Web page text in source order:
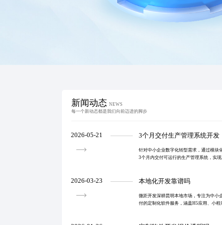
新闻动态 NEWS
每一个新动态都是我们向前迈进的脚步
2026-05-21 3个月交付生产管理系统开发
针对中小企业数字化转型需求，通过模块
3个月内交付可运行的生产管理系统，实
2026-03-23 本地化开发靠谱吗
微距开发深耕昆明本地市场，专注为中小
付的定制化软件服务，涵盖H5应用、小